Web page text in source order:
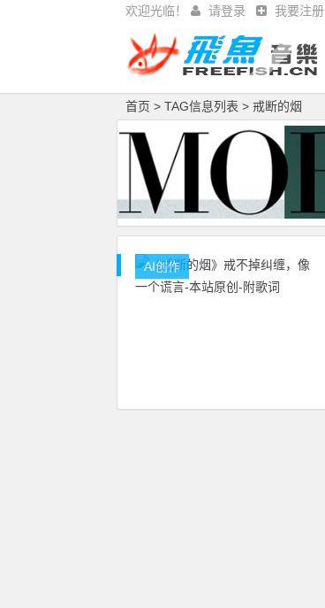
欢迎光临！ 请登录 我要注册
首页 > TAG信息列表 > 戒断的烟
AI创作